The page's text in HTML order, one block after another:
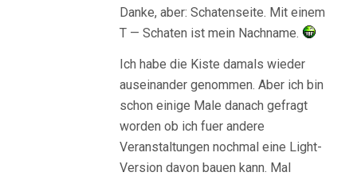
Danke, aber: Schatenseite. Mit einem
T — Schaten ist mein Nachname.
Ich habe die Kiste damals wieder
auseinander genommen. Aber ich bin
schon einige Male danach gefragt
worden ob ich fuer andere
Veranstaltungen nochmal eine Light-
Version davon bauen kann. Mal